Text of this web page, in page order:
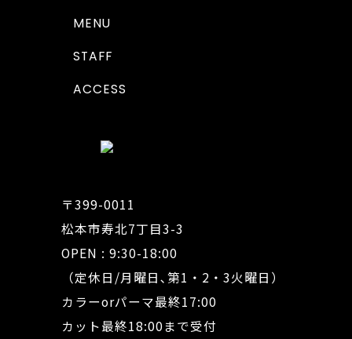
MENU
STAFF
ACCESS
〒399-0011
松本市寿北7丁目3-3
OPEN : 9:30-18:00
（定休日/月曜日､第1・2・3火曜日）
カラーorパーマ最終17:00
カット最終18:00まで受付